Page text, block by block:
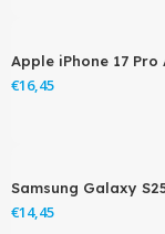
Apple iPhone 17
€
Samsung Galaxy
€